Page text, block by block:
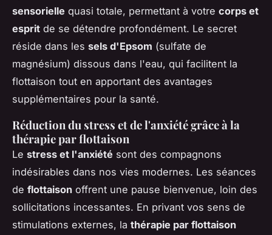
sensorielle quasi totale, permettant à votre corps et
esprit de se détendre profondément. Le secret
réside dans les sels d'Epsom (sulfate de
magnésium) dissous dans l'eau, qui facilitent la
flottaison tout en apportant des avantages
supplémentaires pour la santé.
Réduction du stress et de l'anxiété grâce à la
thérapie par flottaison
Le stress et l'anxiété sont des compagnons
indésirables dans nos vies modernes. Les séances
de flottaison offrent une pause bienvenue, loin des
sollicitations incessantes. En privant vos sens de
stimulations externes, la thérapie par flottaison